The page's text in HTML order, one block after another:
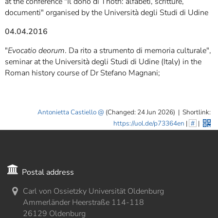
documenti" organised by the Università degli Studi di Udine
04.04.2016
"Evocatio deorum. Da rito a strumento di memoria culturale",
seminar at the Università degli Studi di Udine (Italy) in the
Roman history course of Dr Stefano Magnani;
Antonietta Castiello (Changed: 24 Jun 2026) | Shortlink:
https://uol.de/p73364en | # |
Postal address
Carl von Ossietzky Universität Oldenburg
Ammerländer Heerstraße 114-118
26129 Oldenburg